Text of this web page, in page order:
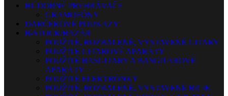
HUDOBNÉ PREHRÁVAČE
GRAMOFÓNY
DARČEKOVÉ POUKAZY
B-STOCK/BAZÁR
POUŽITÉ, ROZBALENÉ, VYSTAVENÉ GITARY
POUŽITÉ GITAROVÉ APARÁTY
POUŽITÉ BASGITARY A BASGITAROVÉ
APARÁTY
POUŽITÉ ELEKTRÓNKY
POUŽITÉ, ROZBALENÉ, VYSTAVENÉ BICIE